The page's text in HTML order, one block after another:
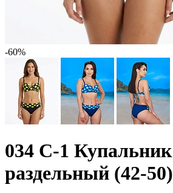
-60%
034 C-1 Купальник
раздельный (42-50)